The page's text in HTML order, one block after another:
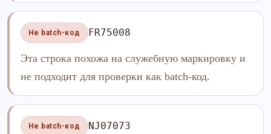
Не batch-код FR75008
Эта строка похожа на служебную маркировку и
не подходит для проверки как batch-код.
Не batch-код NJ07073